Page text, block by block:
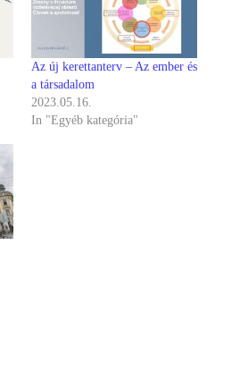
Az új kerettanterv – Az ember és
a társadalom
2023.05.16.
In "Egyéb kategória"